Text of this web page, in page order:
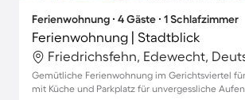
Ferienwohnung ∙ 4 Gäste ∙ 1 Schlafzimmer
Ferienwohnung | Stadtblick
Friedrichsfehn, Edewecht,
Gemütliche Ferienwohnung im Gerichtsviertel
mit Küche und Parkplatz für unvergessliche